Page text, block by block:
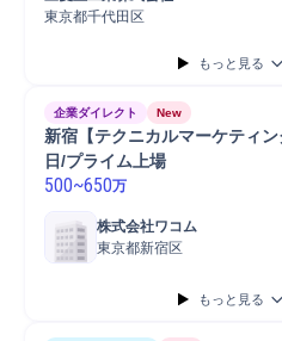
新規事業立案
開発プロジェクト
技術開発
北アメリカ業務
海外勤務 海外常駐
東京都千代田区
もっと見る
企業ダイレクト New
新宿【テクニカルマーケティ
日/プライム上場
500~650万
株式会社ワコム
東京都新宿区
もっと見る